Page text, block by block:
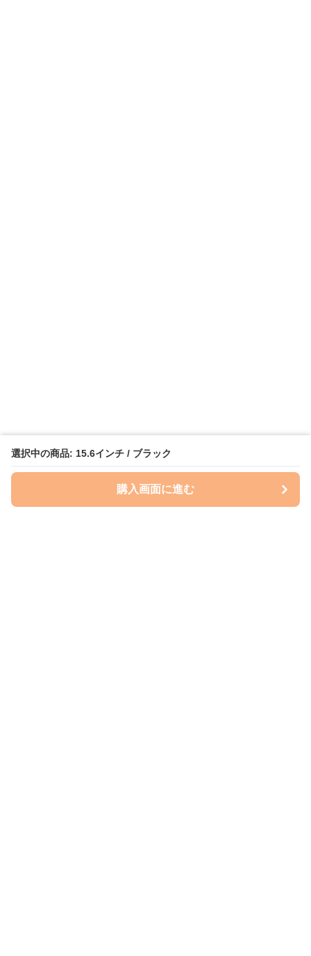
選択中の商品: 15.6インチ / ブラック
購入画面に進む